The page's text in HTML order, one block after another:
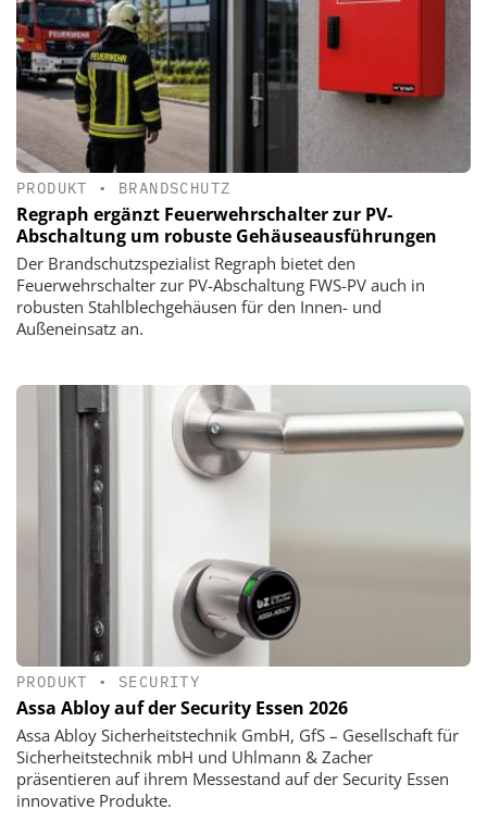
PRODUKT • BRANDSCHUTZ
Regraph ergänzt Feuerwehrschalter zur PV-
Abschaltung um robuste Gehäuseausführungen
Der Brandschutzspezialist Regraph bietet den
Feuerwehrschalter zur PV-Abschaltung FWS-PV auch in
robusten Stahlblechgehäusen für den Innen- und
Außeneinsatz an.
PRODUKT • SECURITY
Assa Abloy auf der Security Essen 2026
Assa Abloy Sicherheitstechnik GmbH, GfS – Gesellschaft für
Sicherheitstechnik mbH und Uhlmann & Zacher
präsentieren auf ihrem Messestand auf der Security Essen
innovative Produkte.